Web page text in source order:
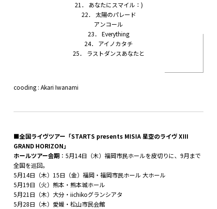
21． あなたにスマイル：)
22． 太陽のパレード
―――アンコール―――
23． Everything
24． アイノカタチ
25． ラストダンスあなたと
cooding : Akari Iwanami
■全国ライヴツアー「STARTS presents MISIA 星空のライヴ XIII
GRAND HORIZON」
ホールツアー会期：5月14日（木）福岡市民ホールを皮切りに、9月まで
全国を巡回。
5月14日（木）15日（金）福岡・福岡市民ホール 大ホール
5月19日（火）熊本・熊本城ホール
5月21日（木）大分・iichikoグランシアタ
5月28日（木）愛媛・松⼭市⺠会館